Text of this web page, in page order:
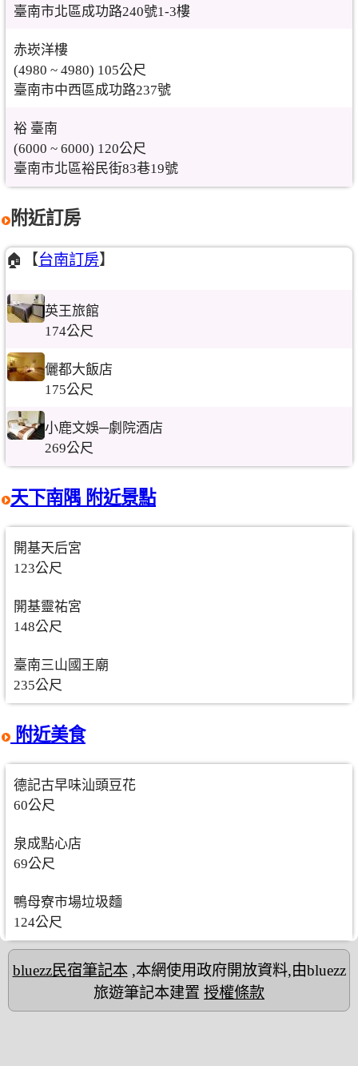
臺南市北區成功路240號1-3樓
赤崁洋樓
(4980 ~ 4980) 105公尺
臺南市中西區成功路237號
裕 臺南
(6000 ~ 6000) 120公尺
臺南市北區裕民街83巷19號
附近訂房
🏠【台南訂房】
英王旅館
174公尺
儷都大飯店
175公尺
小鹿文娛─劇院酒店
269公尺
天下南隅 附近景點
開基天后宮
123公尺
開基靈祐宮
148公尺
臺南三山國王廟
235公尺
附近美食
德記古早味汕頭豆花
60公尺
泉成點心店
69公尺
鴨母寮市場垃圾麵
124公尺
bluezz民宿筆記本,本網使用政府開放資料,由bluezz
旅遊筆記本建置 授權條款